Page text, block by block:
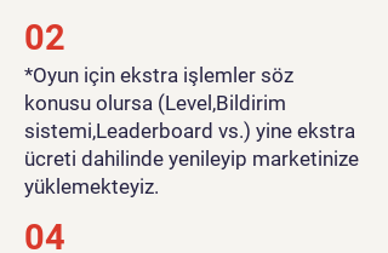
02
*Oyun için ekstra işlemler söz
konusu olursa (Level,Bildirim
sistemi,Leaderboard vs.) yine ekstra
ücreti dahilinde yenileyip marketinize
yüklemekteyiz.
04